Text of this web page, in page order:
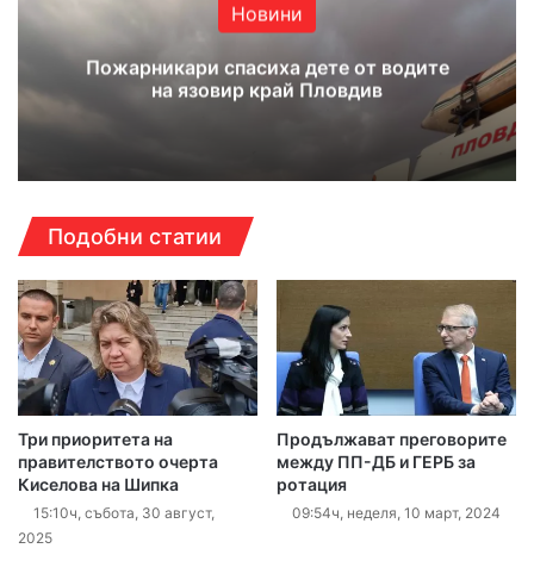
Новини
Пожарникари спасиха дете от водите
на язовир край Пловдив
Подобни статии
Три приоритета на
правителството очерта
Киселова на Шипка
15:10ч, събота, 30 август,
2025
Продължават преговорите
между ПП-ДБ и ГЕРБ за
ротация
09:54ч, неделя, 10 март, 2024